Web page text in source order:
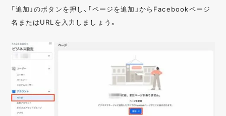
「追加」のボタンを押し、「ページを追加」からFacebookページ
名またはURLを入力しましょう。